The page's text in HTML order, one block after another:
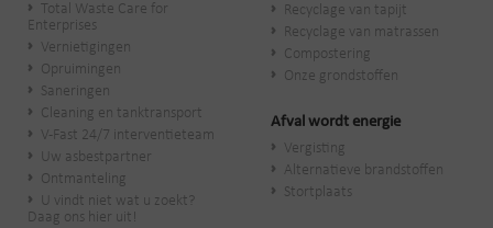
Total Waste Care for
Enterprises
Vernietigingen
Opruimingen
Saneringen
Cleaning en tanktransport
V-Fast 24/7 interventieteam
Uw asbestpartner
Ontmanteling
U vindt niet wat u zoekt?
Daag ons hier uit!
Recyclage van tapijt
Recyclage van matrassen
Compostering
Onze grondstoffen
Afval wordt energie
Vergisting
Alternatieve brandstoffen
Stortplaats